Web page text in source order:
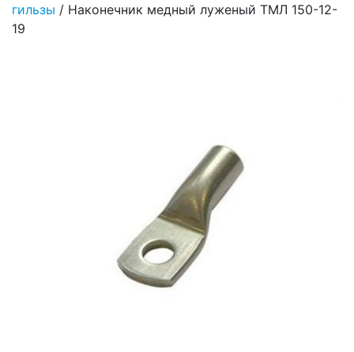
гильзы / Наконечник медный луженый ТМЛ 150-12-
19